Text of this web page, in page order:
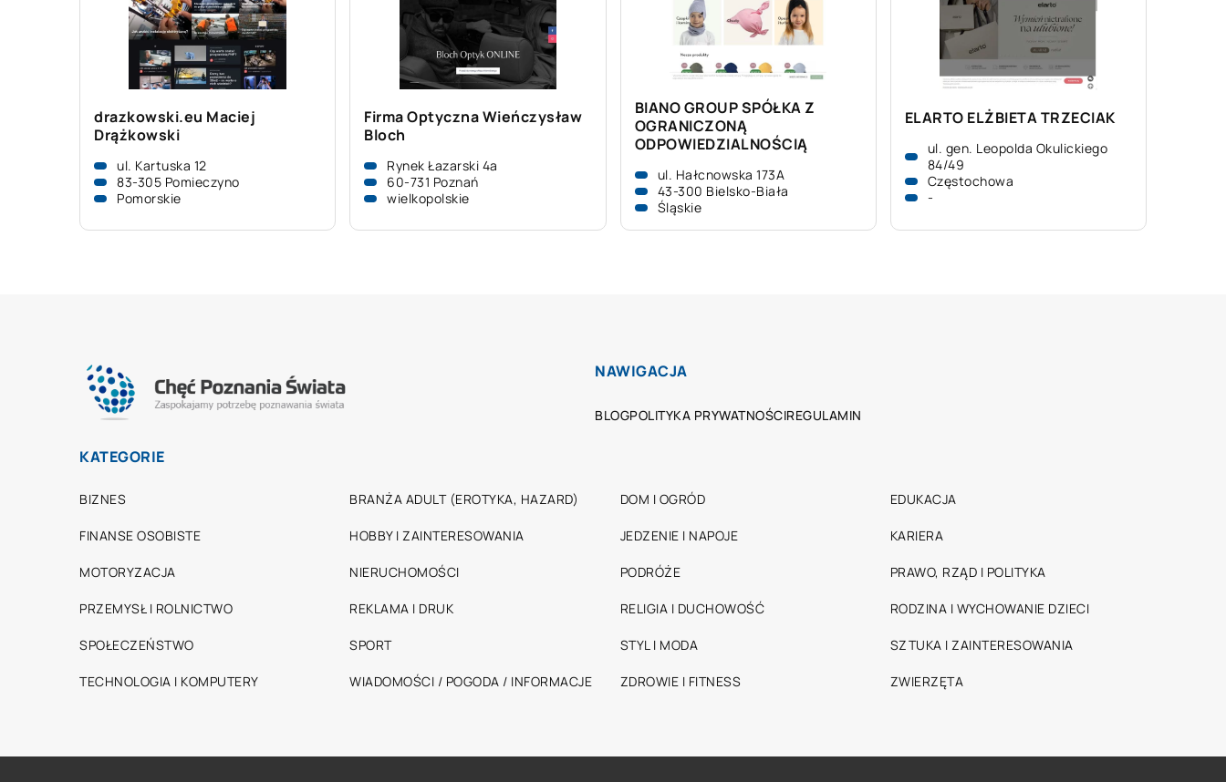
drazkowski.eu Maciej
Drążkowski
ul. Kartuska 12
83-305 Pomieczyno
Pomorskie
Firma Optyczna Wieńczysław
Bloch
Rynek Łazarski 4a
60-731 Poznań
wielkopolskie
BIANO GROUP SPÓŁKA Z
OGRANICZONĄ
ODPOWIEDZIALNOŚCIĄ
ul. Hałcnowska 173A
43-300 Bielsko-Biała
Śląskie
ELARTO ELŻBIETA TRZECIAK
ul. gen. Leopolda Okulickiego
84/49
Częstochowa
-
NAWIGACJA
BLOGPOLITYKA PRYWATNOŚCIREGULAMIN
KATEGORIE
BIZNES BRANŻA ADULT (EROTYKA, HAZARD) DOM I OGRÓD EDUKACJA
FINANSE OSOBISTE HOBBY I ZAINTERESOWANIA JEDZENIE I NAPOJE KARIERA
MOTORYZACJA NIERUCHOMOŚCI PODRÓŻE PRAWO, RZĄD I POLITYKA
PRZEMYSŁ I ROLNICTWO REKLAMA I DRUK RELIGIA I DUCHOWOŚĆ RODZINA I WYCHOWANIE DZIECI
SPOŁECZEŃSTWO SPORT STYL I MODA SZTUKA I ZAINTERESOWANIA
TECHNOLOGIA I KOMPUTERY WIADOMOŚCI / POGODA / INFORMACJE ZDROWIE I FITNESS ZWIERZĘTA